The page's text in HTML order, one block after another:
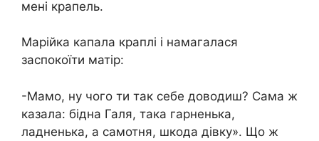
мені крапель.
Марійка капала краплі і намагалася
заспокоїти матір:
-Мамо, ну чого ти так себе доводиш? Сама ж
казала: бідна Галя, така гарненька,
ладненька, а самотня, шкода дівку». Що ж